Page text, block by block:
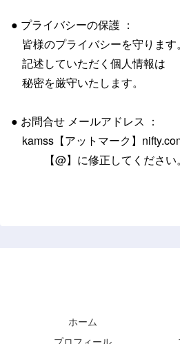
● プライバシーの保護 ：
皆様のプライバシーを守ります。
記述していただく個人情報は
秘密を厳守いたします。
● お問合せ メールアドレス ：
kamss【アットマーク】
【@】に修正してください。
ホーム